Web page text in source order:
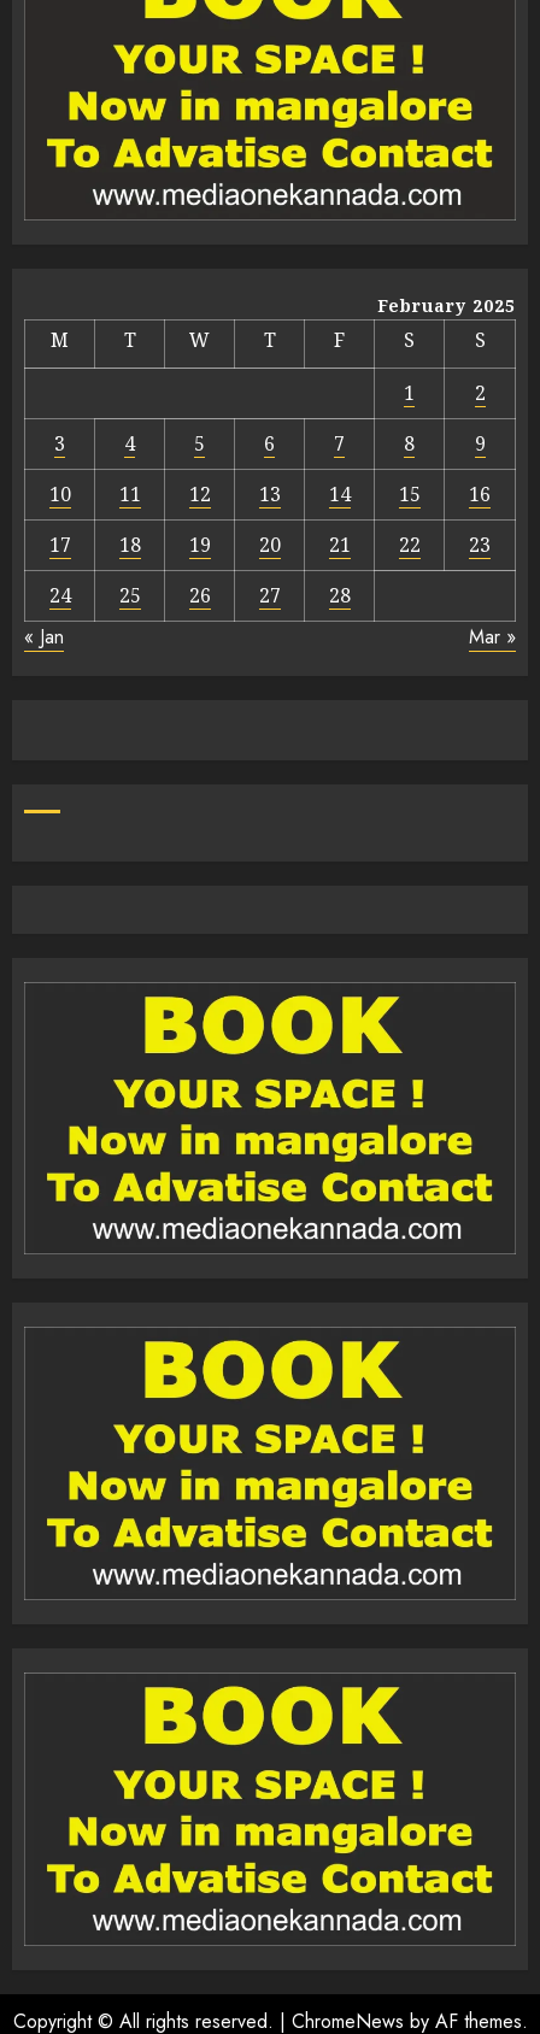
February 2025
M T W T F S
S
1
2
3
4 5 6 7 8
9
10
11 12 13 14 15
16
17
18 19 20 21 22
23
24
25 26 27 28
« Jan Mar »
Copyright © All rights reserved. | ChromeNews by AF themes.